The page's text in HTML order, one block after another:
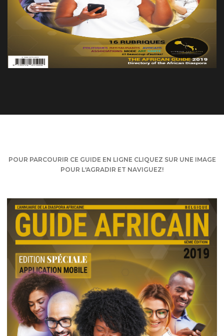
POUR PARCOURIR CE GUIDE EN LIGNE CLIQUEZ SUR UNE IMAGE
POUR L'AGRADIR ET NAVIGUEZ!